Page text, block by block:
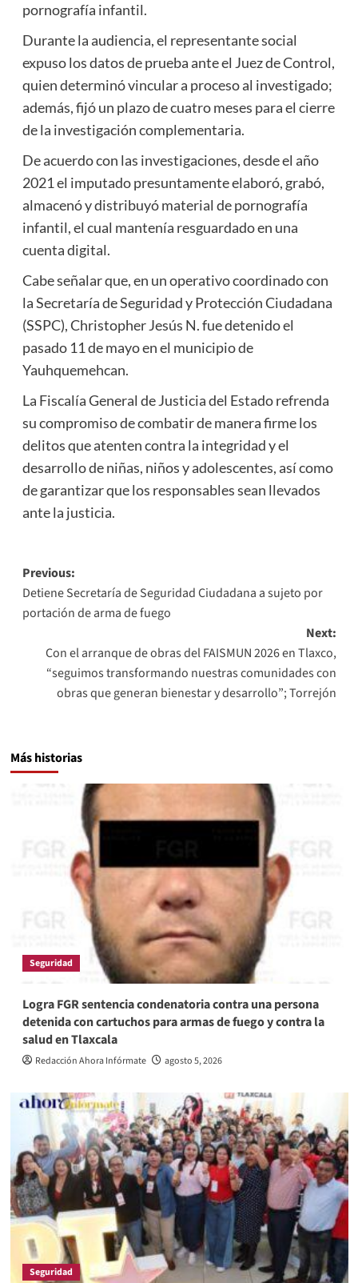
pornografía infantil.
Durante la audiencia, el representante social
expuso los datos de prueba ante el Juez de Control,
quien determinó vincular a proceso al investigado;
además, fijó un plazo de cuatro meses para el cierre
de la investigación complementaria.
De acuerdo con las investigaciones, desde el año
2021 el imputado presuntamente elaboró, grabó,
almacenó y distribuyó material de pornografía
infantil, el cual mantenía resguardado en una
cuenta digital.
Cabe señalar que, en un operativo coordinado con
la Secretaría de Seguridad y Protección Ciudadana
(SSPC), Christopher Jesús N. fue detenido el
pasado 11 de mayo en el municipio de
Yauhquemehcan.
La Fiscalía General de Justicia del Estado refrenda
su compromiso de combatir de manera firme los
delitos que atenten contra la integridad y el
desarrollo de niñas, niños y adolescentes, así como
de garantizar que los responsables sean llevados
ante la justicia.
Post
navigation
Previous:
Detiene Secretaría de Seguridad Ciudadana a sujeto por
portación de arma de fuego
Next:
Con el arranque de obras del FAISMUN 2026 en Tlaxco,
“seguimos transformando nuestras comunidades con
obras que generan bienestar y desarrollo”; Torrejón
Más historias
Seguridad
Logra FGR sentencia condenatoria contra una persona
detenida con cartuchos para armas de fuego y contra la
salud en Tlaxcala
Redacción Ahora Infórmate agosto 5, 2026
Seguridad